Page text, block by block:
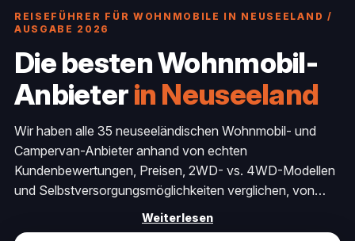
REISEFÜHRER FÜR WOHNMOBILE IN NEUSEELAND /
AUSGABE 2026
Die besten Wohnmobil-
Anbieterin Neuseeland
Wir haben alle 35 neuseeländischen Wohnmobil- und
Campervan-Anbieter anhand von echten
Kundenbewertungen, Preisen, 2WD- vs. 4WD-Modellen
und Selbstversorgungsmöglichkeiten verglichen, von
preisgünstigen Schlafwagen bis hin zu Luxus-
Wohnmobilen. Erfahren Sie, wer bei einem Roadtrip von
Weiterlesen